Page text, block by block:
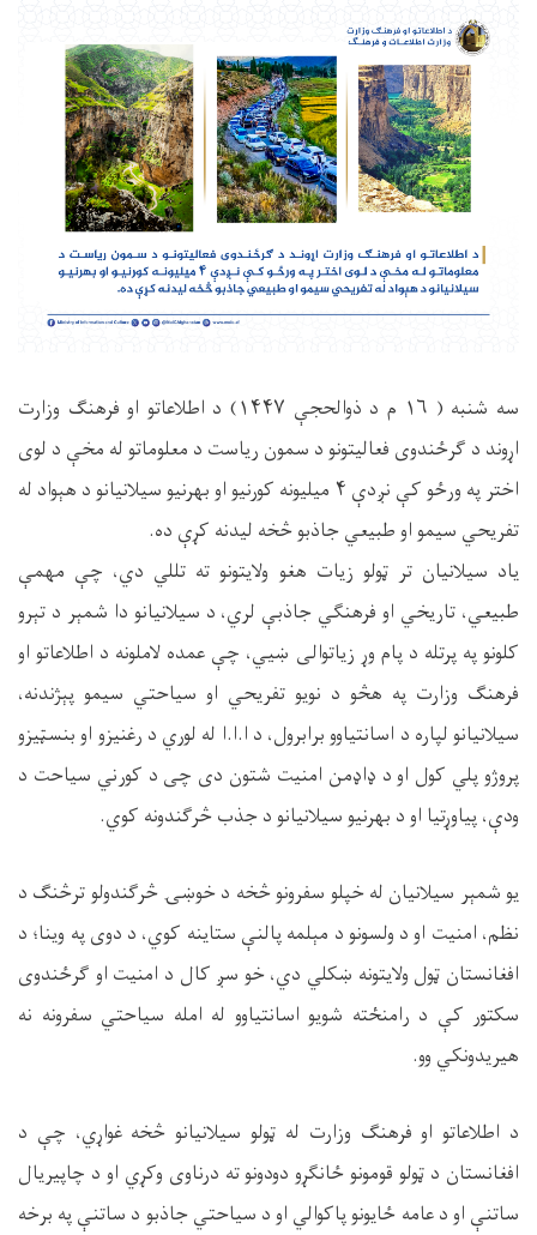
سه شنبه ( ۱۶ م د ذوالحجې ۱۴۴۷) د اطلاعاتو او فرهنګ وزارت
اړوند د ګرځندوی فعاليتونو د سمون رياست د معلوماتو له مخې د لوی
اختر په ورځو کې نږدې ۴ میلیونه کورنیو او بهرنیو سیلانیانو د هېواد له
تفریحي سیمو او طبیعي جاذبو څخه لیدنه کړې ده.
یاد سیلانيان تر ټولو زیات هغو ولایتونو ته تللي دي، چې مهمې
طبیعي، تاریخي او فرهنګي جاذبې لري، د سیلانیانو دا شمېر د تېرو
کلونو په پرتله د پام وړ زیاتوالی ښيي، چې عمده لاملونه د اطلاعاتو او
فرهنګ وزارت په هڅو د نویو تفریحي او سیاحتي سیمو پېژندنه،
سیلانیانو لپاره د اسانتیاوو برابرول، د ا.ا.ا له لوري د رغنيزو او بنسټيزو
پروژو پلي کول او د ډاډمن امنیت شتون دی چی د کورني سیاحت د
ودې، پياوړتیا او د بهرنیو سیلانیانو د جذب څرګندونه کوي.
یو شمېر سیلانیان له خپلو سفرونو څخه د خوښۍ څرګندولو ترڅنګ د
نظم، امنیت او د ولسونو د مېلمه پالنې ستاینه کوي، د دوی په وینا؛ د
افغانستان ټول ولایتونه ښکلي دي، خو سږ کال د امنیت او ګرځندوی
سکتور کې د رامنځته شویو اسانتیاوو له امله سیاحتي سفرونه نه
هیریدونکي وو.
د اطلاعاتو او فرهنګ وزارت له ټولو سيلانیانو څخه غواړي، چې د
افغانستان د ټولو قومونو ځانګړو دودونو ته درناوی وکړي او د چاپيریال
ساتنې او د عامه ځایونو پاکوالي او د سیاحتي جاذبو د ساتنې په برخه